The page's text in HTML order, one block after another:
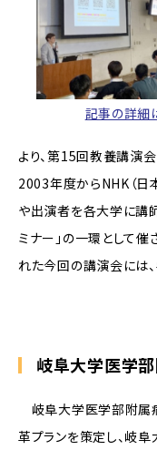
記事の詳細
より、第15回教養講演
2003年度からNHK（日
や出演者を各大学に講
ミナー」の一環として催
れた今回の講演会には
岐阜大学医学
岐阜大学医学部附属
革プランを策定し、岐